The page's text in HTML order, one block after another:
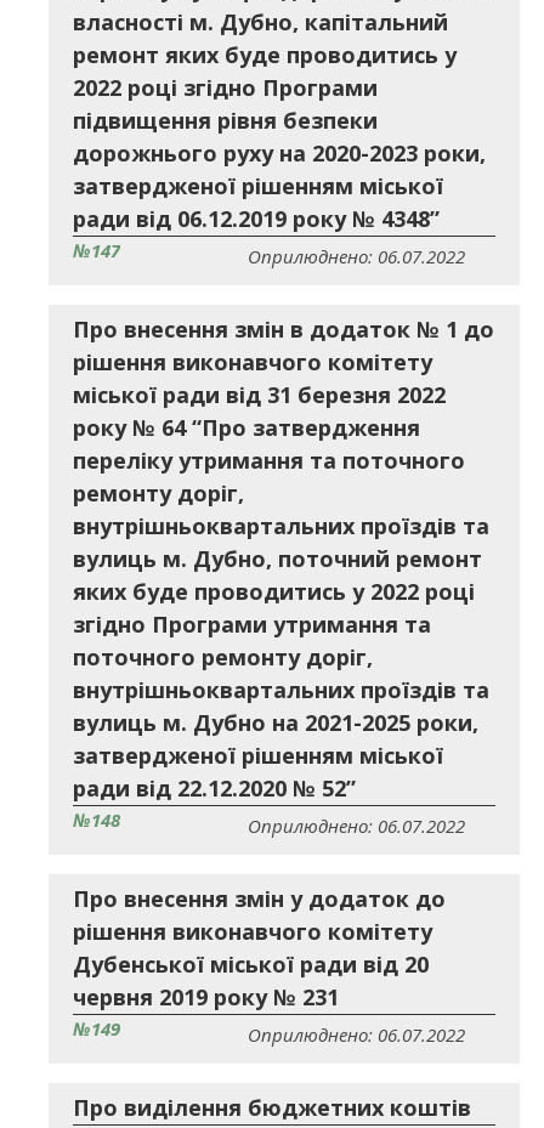
власності м. Дубно, капітальний
ремонт яких буде проводитись у
2022 році згідно Програми
підвищення рівня безпеки
дорожнього руху на 2020-2023 роки,
затвердженої рішенням міської
ради від 06.12.2019 року № 4348”
№147 Оприлюднено: 06.07.2022
Про внесення змін в додаток № 1 до
рішення виконавчого комітету
міської ради від 31 березня 2022
року № 64 “Про затвердження
переліку утримання та поточного
ремонту доріг,
внутрішньоквартальних проїздів та
вулиць м. Дубно, поточний ремонт
яких буде проводитись у 2022 році
згідно Програми утримання та
поточного ремонту доріг,
внутрішньоквартальних проїздів та
вулиць м. Дубно на 2021-2025 роки,
затвердженої рішенням міської
ради від 22.12.2020 № 52”
№148 Оприлюднено: 06.07.2022
Про внесення змін у додаток до
рішення виконавчого комітету
Дубенської міської ради від 20
червня 2019 року № 231
№149 Оприлюднено: 06.07.2022
Про виділення бюджетних коштів